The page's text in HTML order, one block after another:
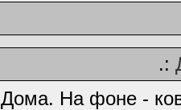
.:
Дома. На фоне -